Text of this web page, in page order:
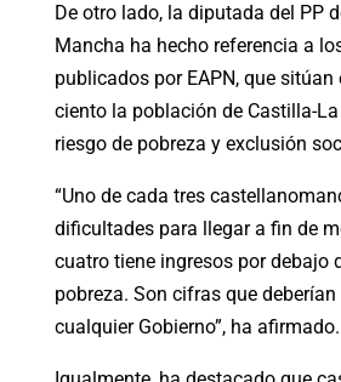
De otro lado, la diputada del PP
Mancha ha hecho referencia a
publicados por EAPN, que sitúan
ciento la población de Castilla-
riesgo de pobreza y exclusión
“Uno de cada tres
dificultades para llegar a fin de
cuatro tiene ingresos por debajo
pobreza. Son cifras que
cualquier Gobierno”, ha afirmado.